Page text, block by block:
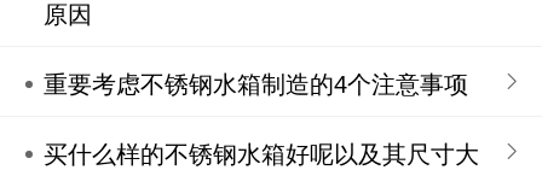
原因
重要考虑不锈钢水箱制造的4个注意事项
买什么样的不锈钢水箱好呢以及其尺寸大